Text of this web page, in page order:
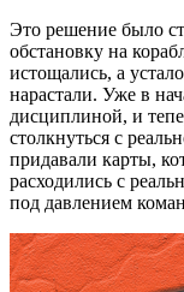
Это решение было
обстановку на
истощались, а
нарастали. Уже в
дисциплиной, и
столкнуться с
придавали карты,
расходились с
под давлением